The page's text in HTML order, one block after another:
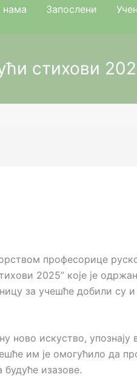
нама Запослени
стихови
професорице
2025” које је
за учешће добили
искуство,
им је омогућило да
изазове.